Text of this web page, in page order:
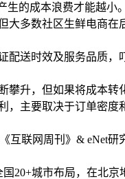
的成本浪费才能越小。
多数社区生鲜电商
送时效及服务品质
升，但如果将成本转
主要取决于订单密
联网周刊》& eNet研
20+城市布局，在北京